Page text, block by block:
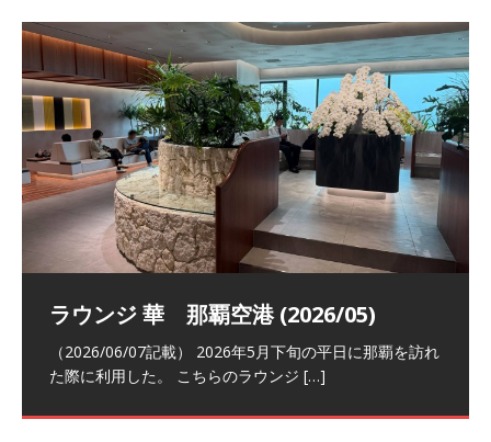
祝！日本航空・マリオットの戦略パー
トナーシップによるFOP無料付与とス
テイタスマッチ
ラウンジ 華 那覇空港 (2026/05)
（2026/06/07記載） 2026年5月下旬の平日に那覇を訪れ
た際に利用した。 こちらのラウンジ […]
The Coral Executive Lounge スワ
ンナプーム国際空港国内線ラウンジ
(2026/01)
日本航空 羽田空港国際線ファースト
クラスラウンジ (2026/01)
（2026/03/18記載） 2026年1月、毎年恒例の新年の羽田
バンコクエアウェイズ スワンナプー
ム国際空港国内線ラウンジ (2026/01)
（2026/03/13記載） 2026年1月上旬にバンコク経由でチ